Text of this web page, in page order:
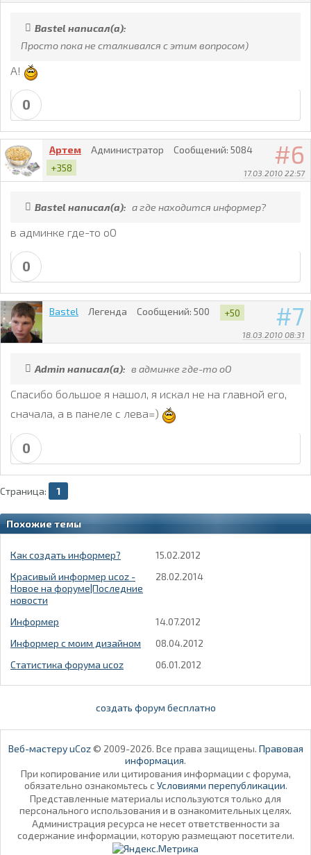
Bastel написал(а):
Просто пока не сталкивался с этим вопросом)
А!
0
6
17.03.2010 22:57
Артем Администратор Сообщений: 5084
+358
Bastel написал(а): а где находится информер?
в админке где-то оО
0
7
18.03.2010 08:31
Bastel Легенда Сообщений: 500 +50
Admin написал(а): в админке где-то оО
Спасибо большое я нашол, я искал не на главной его,
сначала, а в панеле с лева=)
0
Страница: 1
Похожие темы
Как создать информер?
15.02.2012
Красивый информер ucoz -
Новое на форуме|Последние
новости
28.02.2014
Информер
14.07.2012
Информер с моим дизайном
08.04.2012
Статистика форума ucoz
06.01.2012
создать форум бесплатно
Веб-мастеру uCoz© 2009-2026. Все права защищены. Правовая
информация.
При копирование или цитирования информации с форума,
обязательно ознакомьтесь с Условиями перепубликации.
Представленные материалы используются только для
персонального использования и в ознакомительных целях.
Администрация ресурса не несет ответственности за
содержание информации, которую размещают посетители.